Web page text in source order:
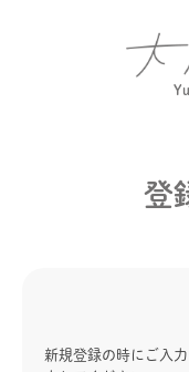
登
新規登録の時にご入